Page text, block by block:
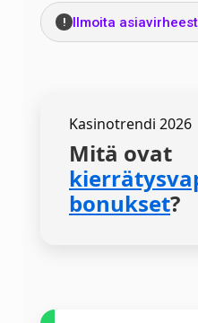
! Ilmoita
Kasinotrendi 2026
Mitä ovat
bonukset?